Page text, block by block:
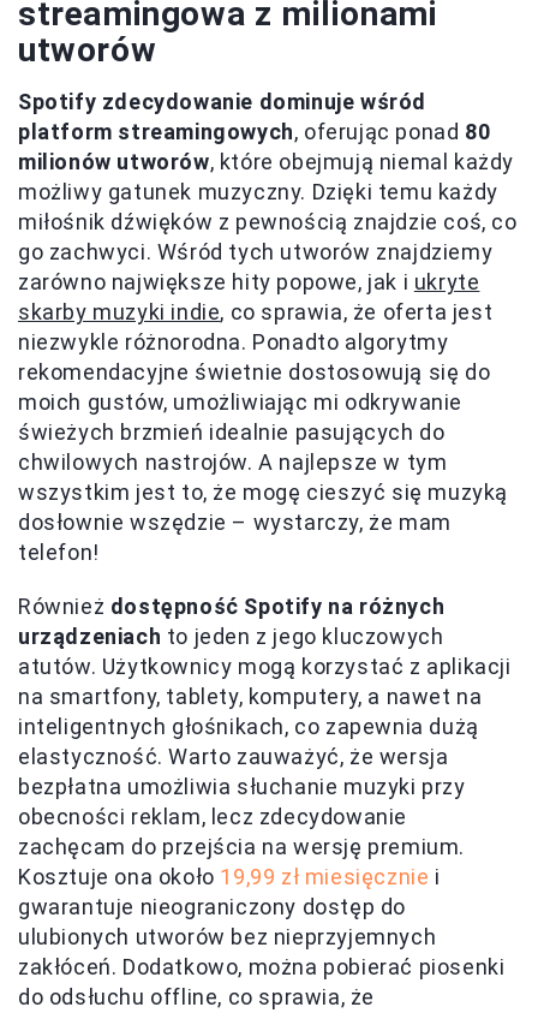
streamingowa z milionami
utworów
Spotify zdecydowanie dominuje wśród
platform streamingowych, oferując ponad 80
milionów utworów, które obejmują niemal każdy
możliwy gatunek muzyczny. Dzięki temu każdy
miłośnik dźwięków z pewnością znajdzie coś, co
go zachwyci. Wśród tych utworów znajdziemy
zarówno największe hity popowe, jak i ukryte
skarby muzyki indie, co sprawia, że oferta jest
niezwykle różnorodna. Ponadto algorytmy
rekomendacyjne świetnie dostosowują się do
moich gustów, umożliwiając mi odkrywanie
świeżych brzmień idealnie pasujących do
chwilowych nastrojów. A najlepsze w tym
wszystkim jest to, że mogę cieszyć się muzyką
dosłownie wszędzie – wystarczy, że mam
telefon!
Również dostępność Spotify na różnych
urządzeniach to jeden z jego kluczowych
atutów. Użytkownicy mogą korzystać z aplikacji
na smartfony, tablety, komputery, a nawet na
inteligentnych głośnikach, co zapewnia dużą
elastyczność. Warto zauważyć, że wersja
bezpłatna umożliwia słuchanie muzyki przy
obecności reklam, lecz zdecydowanie
zachęcam do przejścia na wersję premium.
Kosztuje ona około 19,99 zł miesięcznie i
gwarantuje nieograniczony dostęp do
ulubionych utworów bez nieprzyjemnych
zakłóceń. Dodatkowo, można pobierać piosenki
do odsłuchu offline, co sprawia, że